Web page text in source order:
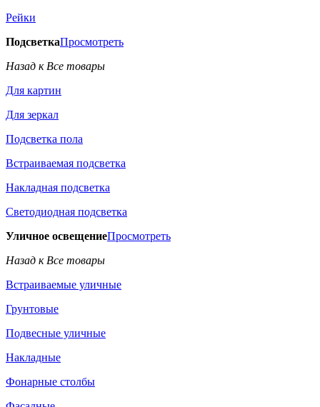
Рейки
ПодсветкаПросмотреть
Назад к Все товары
Для картин
Для зеркал
Подсветка пола
Встраиваемая подсветка
Накладная подсветка
Светодиодная подсветка
Уличное освещениеПросмотреть
Назад к Все товары
Встраиваемые уличные
Грунтовые
Подвесные уличные
Накладные
Фонарные столбы